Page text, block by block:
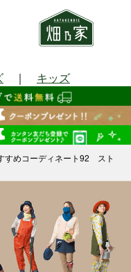
｜ キッズ
すめコーディネート92 スト